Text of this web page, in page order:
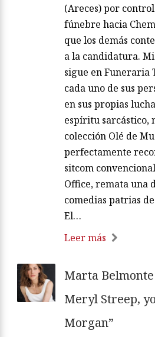
(Areces) por
fúnebre hacia
que los demás
a la candidatura.
sigue en Funeraria
cada uno de sus
en sus propias
espíritu sarcástico,
colección Olé de
perfectamente
sitcom
Office, remata una
comedias patrias
El…
Leer más
Marta
Meryl Streep,
Morgan”